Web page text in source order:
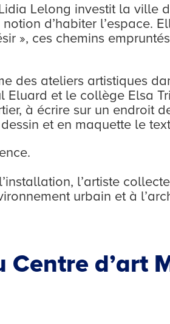
Lelong investit la ville
d’habiter l’espace.
», ces chemins
des ateliers artistiques
et le collège Elsa
à écrire sur un endroit
et en maquette le
l’artiste
urbain et à
d’art